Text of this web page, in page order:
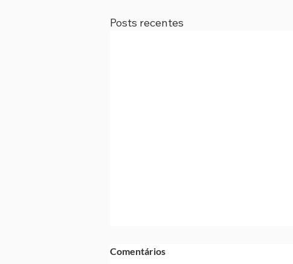
Posts recentes
Comentários